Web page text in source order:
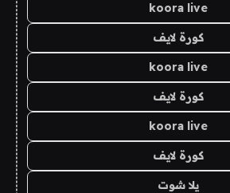
koora live
كورة لايف
koora live
كورة لايف
koora live
كورة لايف
يلا شوت